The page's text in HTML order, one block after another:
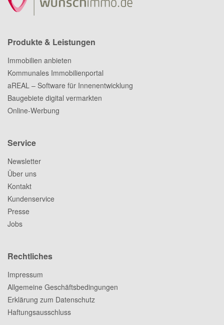
Produkte & Leistungen
Immobilien anbieten
Kommunales Immobilienportal
aREAL – Software für Innenentwicklung
Baugebiete digital vermarkten
Online-Werbung
Service
Newsletter
Über uns
Kontakt
Kundenservice
Presse
Jobs
Rechtliches
Impressum
Allgemeine Geschäftsbedingungen
Erklärung zum Datenschutz
Haftungsausschluss